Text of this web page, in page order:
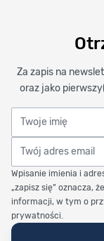
Za zapis na
oraz jako
Twoje imię
Twój adres email
Wpisanie imienia i
„zapisz się” oznacza,
informacji, w tym o
prywatności.